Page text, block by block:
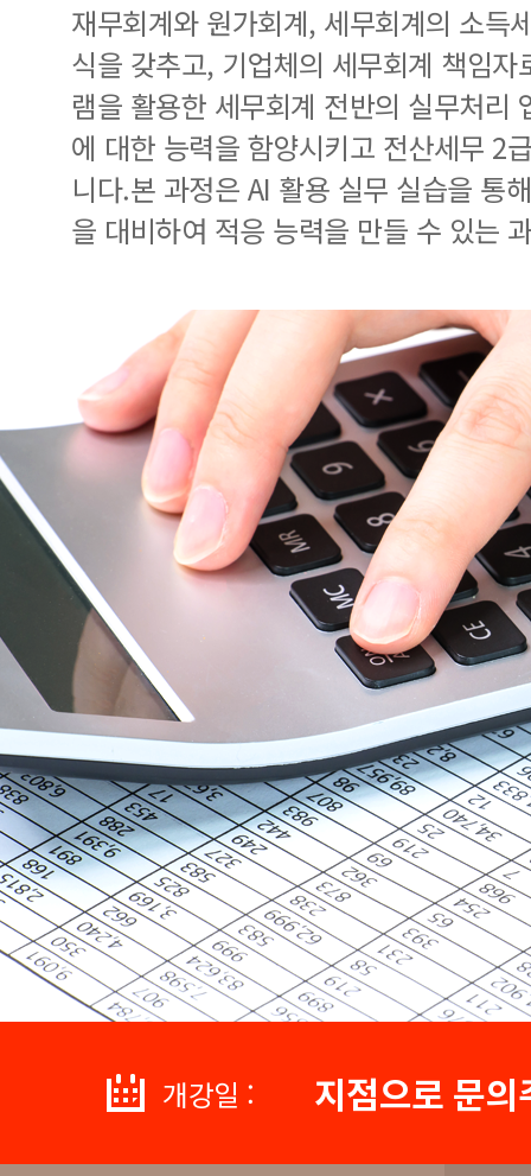
재무회계와 원가회계, 세무회계의 소득
식을 갖추고, 기업체의 세무회계 책임
램을 활용한 세무회계 전반의 실무처리
에 대한 능력을 함양시키고 전산세무 2
니다.본 과정은 AI 활용 실무 실습을 통
을 대비하여 적응 능력을 만들 수 있는
개강일 : 지점으로 문